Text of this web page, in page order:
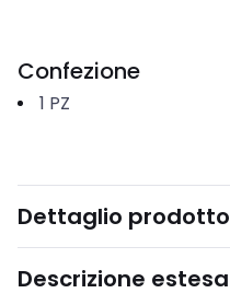
Confezione
1 PZ
Dettaglio prodotto
Descrizione estesa